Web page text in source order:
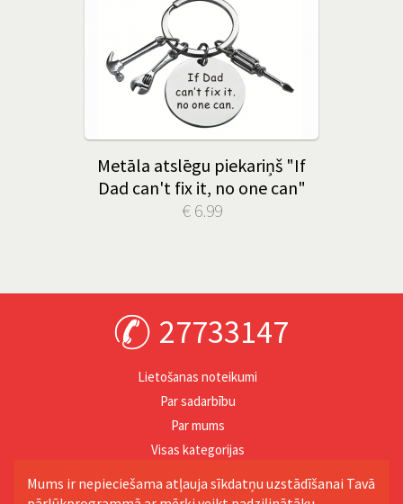
Metāla atslēgu piekariņš "If
Dad can't fix it, no one can"
€ 6.99
27733147
Lietošanas noteikumi
Par sadarbību
Par mums
Visas kategorijas
Personība
Mums ir nepieciešama atļauja sīkdatņu uzstādīšanai Tavā